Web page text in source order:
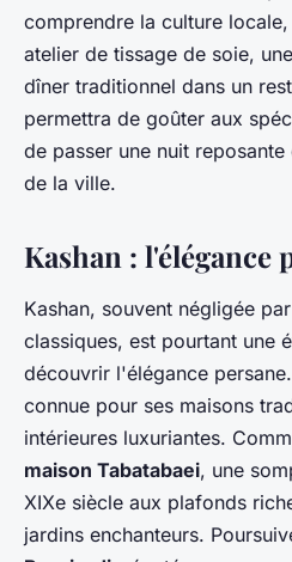
comprendre la culture
atelier de tissage de soie,
dîner traditionnel dans un
permettra de goûter aux
de passer une nuit
de la ville.
Kashan : l'élégance
Kashan, souvent négligée
classiques, est pourtant une
découvrir l'élégance
connue pour ses maisons
intérieures luxuriantes.
maison Tabatabaei, une
XIXe siècle aux plafonds
jardins enchanteurs.